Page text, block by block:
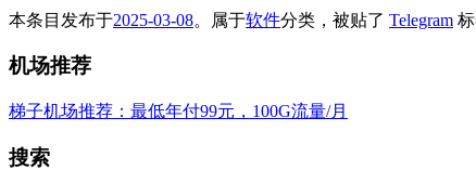
本条目发布于2025-03-08。属于软件分类，被贴了 Telegram 标
机场推荐
梯子机场推荐：最低年付99元，100G流量/月
搜索